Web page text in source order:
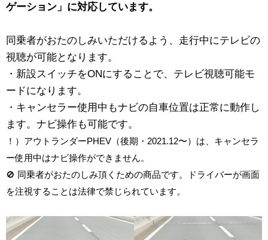
ゲーション」に対応しています。
同乗者がおたのしみいただけるよう、走行中にテレビの
視聴が可能となります。
・新設スイッチをONにすることで、テレビ視聴可能モ
ードになります。
・キャンセラー使用中もナビの自車位置は正常に動作し
ます。ナビ操作も可能です。
！）アウトランダーPHEV（後期・2021.12〜）は、キャンセラ
ー使用中はナビ操作ができません。
🚫 同乗者がおたのしみ頂くための商品です。ドライバーが画面
を注視することは法律で禁じられています。